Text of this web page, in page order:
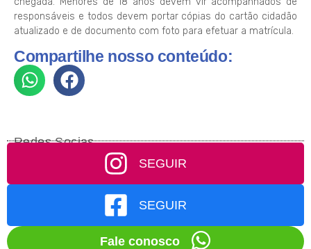
responsáveis e todos devem portar cópias do cartão cidadão
atualizado e de documento com foto para efetuar a matrícula.
Compartilhe nosso conteúdo:
Redes Socias
SEGUIR
SEGUIR
Fale conosco